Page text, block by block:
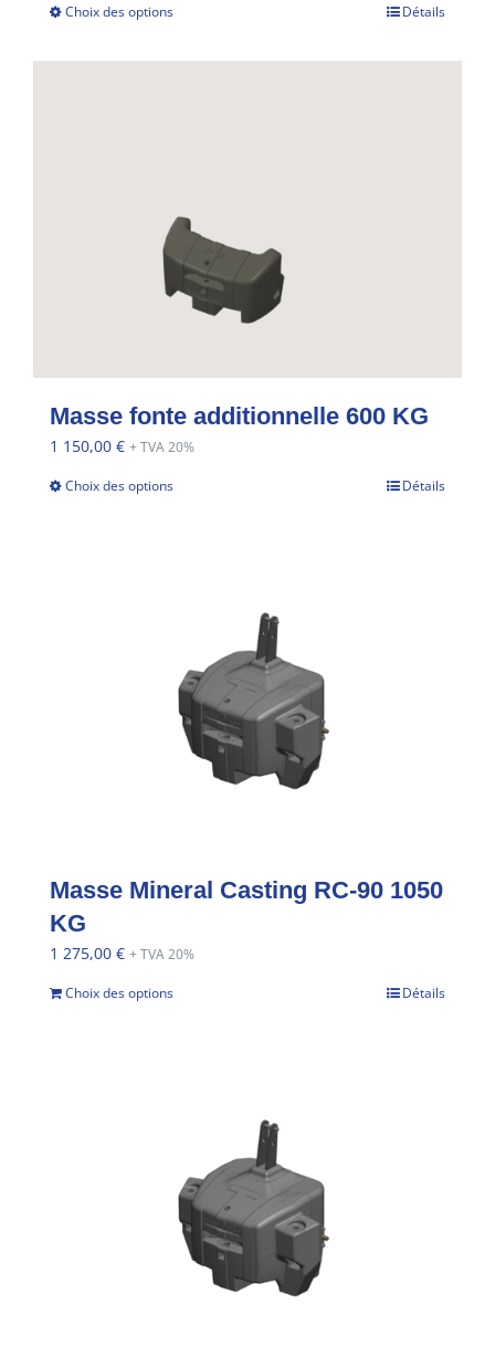
Choix des options Détails
Masse fonte additionnelle 600 KG
1 150,00 € + TVA 20%
Choix des options Détails
Masse Mineral Casting RC-90 1050
KG
1 275,00 € + TVA 20%
Choix des options Détails